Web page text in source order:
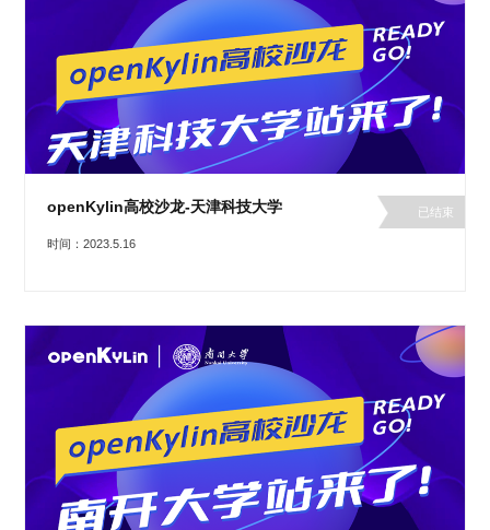
openKylin高校沙龙-天津科技大学
时间：2023.5.16
已结束